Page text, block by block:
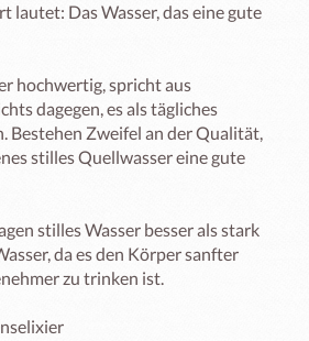
lautet: Das Wasser, das eine gute
hochwertig, spricht aus
dagegen, es als tägliches
Bestehen Zweifel an der Qualität,
stilles Quellwasser eine gute
stilles Wasser besser als stark
da es den Körper sanfter
zu trinken ist.